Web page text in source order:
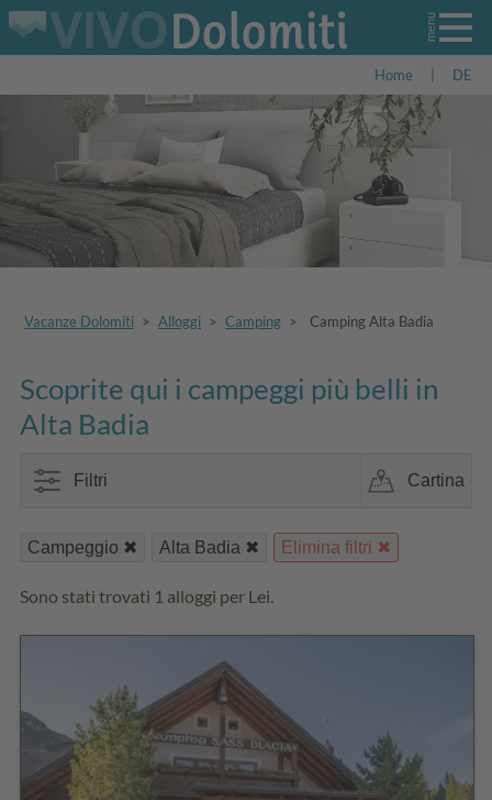
Home DE
Vacanze Dolomiti > Alloggi > Camping > Camping Alta Badia
Scoprite qui i campeggi più belli in
Alta Badia
Filtri Cartina
Campeggio Alta Badia Elimina filtri
Sono stati trovati 1 alloggi per Lei.